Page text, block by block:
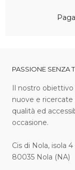
PASSIONE SENZA
I l nostro
nuove e
qualità ed
occasione.
Cis di Nola, isola
80035 Nola (NA)